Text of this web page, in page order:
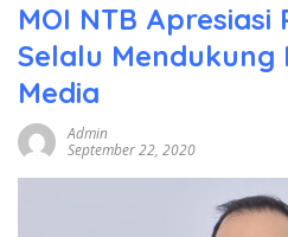
MOI NTB Apresiasi
Selalu Mendukung
Media
Admin
September 22, 2020